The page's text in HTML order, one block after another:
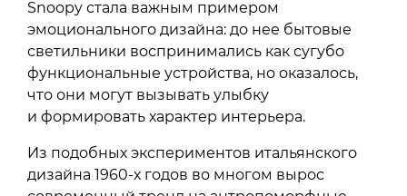
Snoopy стала важным примером
эмоционального дизайна: до нее бытовые
светильники воспринимались как сугубо
функциональные устройства, но оказалось,
что они могут вызывать улыбку
и формировать характер интерьера.
Из подобных экспериментов итальянского
дизайна 1960-х годов во многом вырос